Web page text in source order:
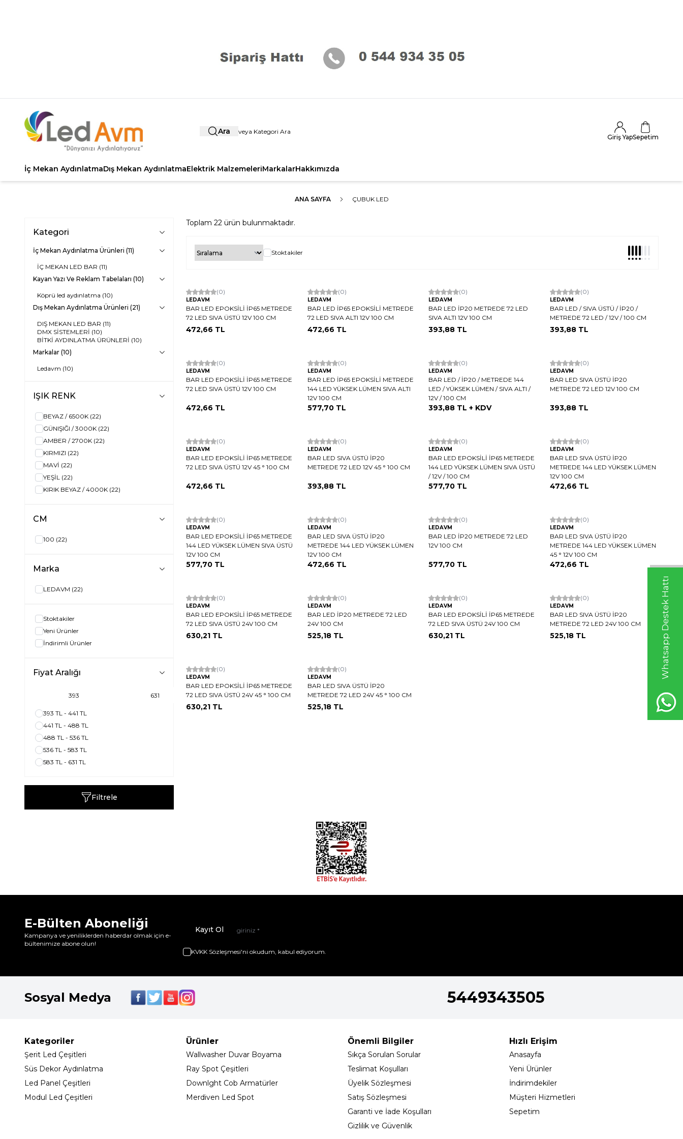
Whatsapp Destek Hattı
Ara
Giriş YapSepetim
İç Mekan AydınlatmaDış Mekan AydınlatmaElektrik MalzemeleriMarkalarHakkımızda
ANA SAYFA ÇUBUK LED
Kategori
İç Mekan Aydınlatma Ürünleri (11)
İÇ MEKAN LED BAR (11)
Kayan Yazı Ve Reklam Tabelaları (10)
Köprü led aydınlatma (10)
Dış Mekan Aydınlatma Ürünleri (21)
DIŞ MEKAN LED BAR (11)
DMX SİSTEMLERİ (10)
BİTKİ AYDINLATMA ÜRÜNLERİ (10)
Markalar (10)
Ledavm (10)
IŞIK RENK
BEYAZ / 6500K (22)
GÜNIŞIĞI / 3000K (22)
AMBER / 2700K (22)
KIRMIZI (22)
MAVİ (22)
YEŞİL (22)
KIRIK BEYAZ / 4000K (22)
CM
100 (22)
Marka
LEDAVM (22)
Stoktakiler
Yeni Ürünler
İndirimli Ürünler
Fiyat Aralığı
393 TL - 441 TL
441 TL - 488 TL
488 TL - 536 TL
536 TL - 583 TL
583 TL - 631 TL
Filtrele
Toplam 22 ürün bulunmaktadır.
Stoktakiler
Hızlı Kargo
(0)
LEDAVM
BAR LED EPOKSİLİ İP65 METREDE
72 LED SIVA ÜSTÜ 12V 100 CM
472,66 TL
Hızlı Kargo
(0)
LEDAVM
BAR LED İP65 EPOKSİLİ METREDE
72 LED SIVA ALTI 12V 100 CM
472,66 TL
Hızlı Kargo
(0)
LEDAVM
BAR LED İP20 METREDE 72 LED
SIVA ALTI 12V 100 CM
393,88 TL
Hızlı Kargo
(0)
LEDAVM
BAR LED / SIVA ÜSTÜ / İP20 /
METREDE 72 LED / 12V / 100 CM
393,88TL
Hızlı Kargo
(0)
LEDAVM
BAR LED EPOKSİLİ İP65 METREDE
72 LED SIVA ÜSTÜ 12V 100 CM
472,66 TL
Hızlı Kargo
(0)
LEDAVM
BAR LED İP65 EPOKSİLİ METREDE
144 LED YÜKSEK LÜMEN SIVA ALTI
12V 100 CM
577,70TL
(0)
LEDAVM
BAR LED / İP20 / METREDE 144
LED / YÜKSEK LÜMEN / SIVA ALTI /
12V / 100 CM
393,88 TL + KDV
Hızlı Kargo
(0)
LEDAVM
BAR LED SIVA ÜSTÜ İP20
METREDE 72 LED 12V 100 CM
393,88TL
Hızlı Kargo
(0)
LEDAVM
BAR LED EPOKSİLİ İP65 METREDE
72 LED SIVA ÜSTÜ 12V 45 ° 100 CM
472,66 TL
Hızlı Kargo
(0)
LEDAVM
BAR LED SIVA ÜSTÜ İP20
METREDE 72 LED 12V 45 ° 100 CM
393,88TL
Hızlı Kargo
(0)
LEDAVM
BAR LED EPOKSİLİ İP65 METREDE
144 LED YÜKSEK LÜMEN SIVA ÜSTÜ
/ 12V / 100 CM
577,70 TL
Hızlı Kargo
(0)
LEDAVM
BAR LED SIVA ÜSTÜ İP20
METREDE 144 LED YÜKSEK LÜMEN
12V 100 CM
472,66 TL
Hızlı Kargo
(0)
LEDAVM
BAR LED EPOKSİLİ İP65 METREDE
144 LED YÜKSEK LÜMEN SIVA ÜSTÜ
12V 100 CM
577,70 TL
Hızlı Kargo
(0)
LEDAVM
BAR LED SIVA ÜSTÜ İP20
METREDE 144 LED YÜKSEK LÜMEN
12V 100 CM
472,66 TL
Hızlı Kargo
(0)
LEDAVM
BAR LED İP20 METREDE 72 LED
12V 100 CM
577,70 TL
Hızlı Kargo
(0)
LEDAVM
BAR LED SIVA ÜSTÜ İP20
METREDE 144 LED YÜKSEK LÜMEN
45 ° 12V 100 CM
472,66 TL
Hızlı Kargo
(0)
LEDAVM
BAR LED EPOKSİLİ İP65 METREDE
72 LED SIVA ÜSTÜ 24V 100 CM
630,21 TL
Hızlı Kargo
(0)
LEDAVM
BAR LED İP20 METREDE 72 LED
24V 100 CM
525,18TL
Hızlı Kargo
(0)
LEDAVM
BAR LED EPOKSİLİ İP65 METREDE
72 LED SIVA ÜSTÜ 24V 100 CM
630,21 TL
Hızlı Kargo
(0)
LEDAVM
BAR LED SIVA ÜSTÜ İP20
METREDE 72 LED 24V 100 CM
525,18TL
Hızlı Kargo
(0)
LEDAVM
BAR LED EPOKSİLİ İP65 METREDE
72 LED SIVA ÜSTÜ 24V 45 ° 100 CM
630,21 TL
Hızlı Kargo
(0)
LEDAVM
BAR LED SIVA ÜSTÜ İP20
METREDE 72 LED 24V 45 ° 100 CM
525,18TL
E-Bülten Aboneliği
Kampanya ve yeniliklerden haberdar olmak için e-
bültenimize abone olun!
Kayıt Ol
KVKK Sözleşmesi'ni okudum, kabul ediyorum.
Sosyal Medya 5449343505
Kategoriler
Şerit Led Çeşitleri
Süs Dekor Aydınlatma
Led Panel Çeşitleri
Modul Led Çeşitleri
Ürünler
Wallwasher Duvar Boyama
Ray Spot Çeşitleri
Downlght Cob Armatürler
Merdiven Led Spot
Önemli Bilgiler
Sıkça Sorulan Sorular
Teslimat Koşulları
Üyelik Sözleşmesi
Satış Sözleşmesi
Garanti ve İade Koşulları
Gizlilik ve Güvenlik
Hızlı Erişim
Anasayfa
Yeni Ürünler
İndirimdekiler
Müşteri Hizmetleri
Sepetim